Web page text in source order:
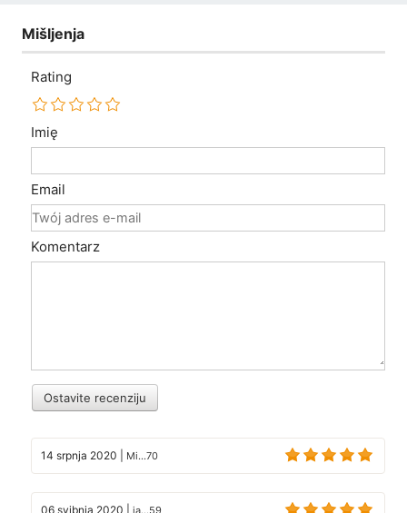
Mišljenja
Rating
Imię
Email
Komentarz
Ostavite recenziju
14 srpnja 2020 Mi...70
06 svibnja 2020 ja...59